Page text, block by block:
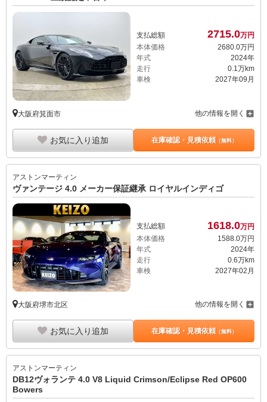
支払総額 2715.0万円
本体価格
2680.0万円
年式
2024年
走行
0.1万km
車検
2027年09月
大阪府箕面市 他の情報を開く
お気に入り追加 在庫確認・見積依頼（無料）
アストンマーティン
ヴァンテージ 4.0 メーカー保証継承 ロイヤルインディゴ
支払総額 1618.0万円
本体価格
1588. 0万円
年式
2024年
走行
0.6万km
車検
2027年02月
大阪府堺市北区 他の情報を開く
お気に入り追加 在庫確認・見積依頼（無料）
アストンマーティン
DB12ヴォランテ 4.0 V8 Liquid Crimson/Eclipse Red OP600
Bowers